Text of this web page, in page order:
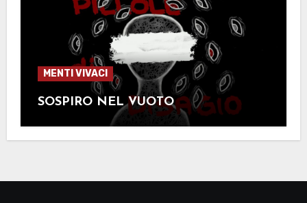
MENTI VIVACI
SOSPIRO NEL VUOTO